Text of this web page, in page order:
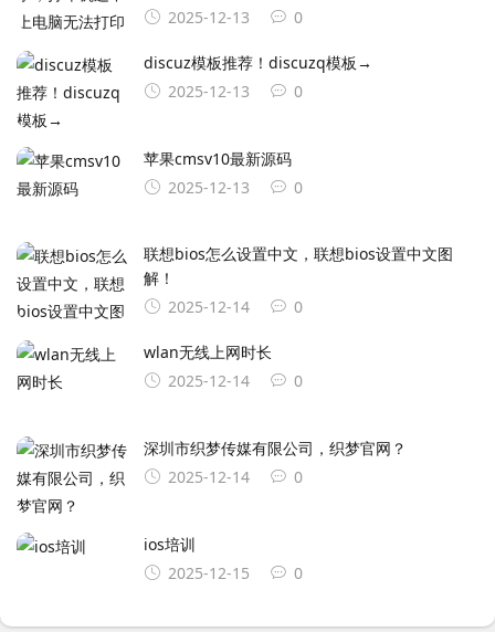
2025-12-13
0
discuz模板推荐！discuzq模板→
2025-12-13
0
苹果cmsv10最新源码
2025-12-13
0
联想bios怎么设置中文，联想bios设置中文图
解！
2025-12-14
0
wlan无线上网时长
2025-12-14
0
深圳市织梦传媒有限公司，织梦官网？
2025-12-14
0
ios培训
2025-12-15
0